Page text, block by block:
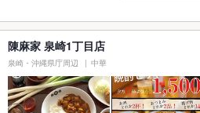
陳麻家 泉崎1丁目店
泉崎・沖縄県庁周辺 中華